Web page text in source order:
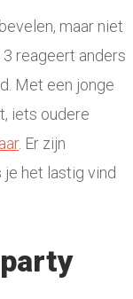
maar niet
reageert anders
Met een jonge
iets oudere
. Er zijn
het lastig vind